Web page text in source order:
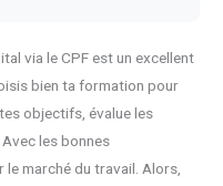
via le CPF est un excellent
bien ta formation pour
objectifs, évalue les
les bonnes
marché du travail. Alors,